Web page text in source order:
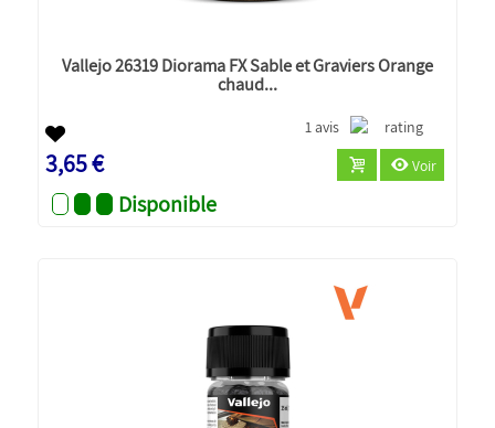
Vallejo 26319 Diorama FX Sable et Graviers Orange
chaud...
1 avis
3,65 € Voir
Disponible